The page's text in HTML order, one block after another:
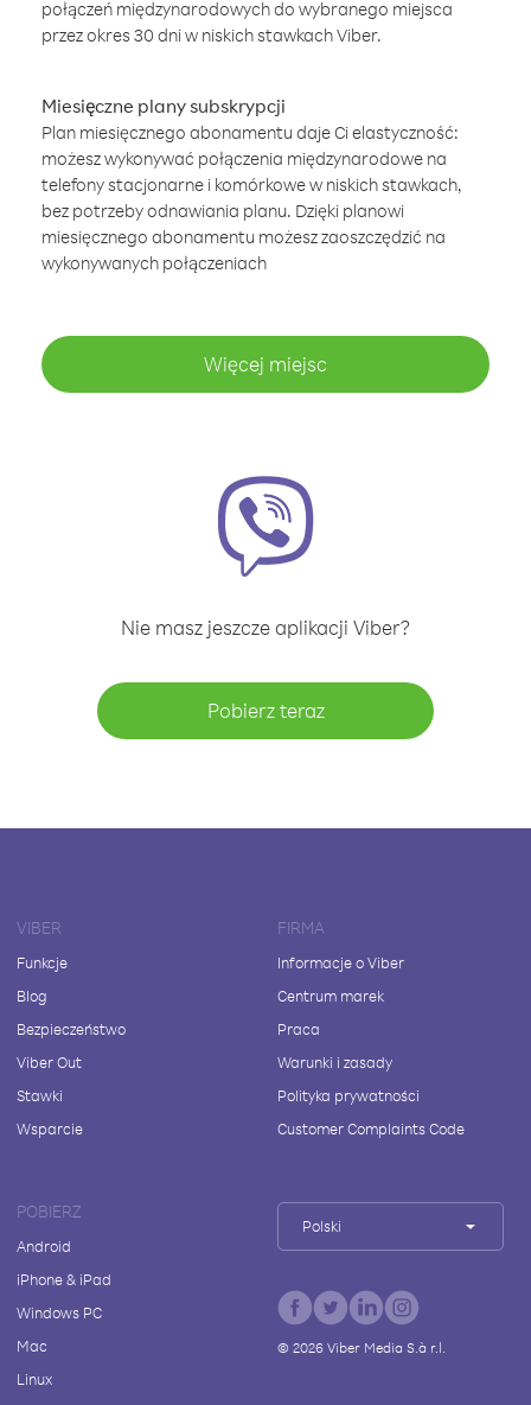
połączeń międzynarodowych do wybranego miejsca
przez okres 30 dni w niskich stawkach Viber.
Miesięczne plany subskrypcji
Plan miesięcznego abonamentu daje Ci elastyczność:
możesz wykonywać połączenia międzynarodowe na
telefony stacjonarne i komórkowe w niskich stawkach,
bez potrzeby odnawiania planu. Dzięki planowi
miesięcznego abonamentu możesz zaoszczędzić na
wykonywanych połączeniach
Więcej miejsc
Nie masz jeszcze aplikacji Viber?
Pobierz teraz
VIBER
Funkcje
Blog
Bezpieczeństwo
Viber Out
Stawki
Wsparcie
FIRMA
Informacje o Viber
Centrum marek
Praca
Warunki i zasady
Polityka prywatności
Customer Complaints Code
POBIERZ
Android
iPhone & iPad
Windows PC
Mac
Linux
Polski
© 2026Viber Media S.à r.l.